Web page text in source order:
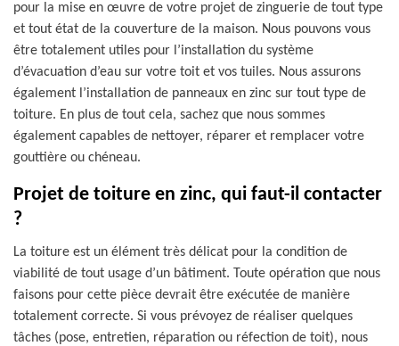
pour la mise en œuvre de votre projet de zinguerie de tout type
et tout état de la couverture de la maison. Nous pouvons vous
être totalement utiles pour l’installation du système
d’évacuation d’eau sur votre toit et vos tuiles. Nous assurons
également l’installation de panneaux en zinc sur tout type de
toiture. En plus de tout cela, sachez que nous sommes
également capables de nettoyer, réparer et remplacer votre
gouttière ou chéneau.
Projet de toiture en zinc, qui faut-il contacter
?
La toiture est un élément très délicat pour la condition de
viabilité de tout usage d’un bâtiment. Toute opération que nous
faisons pour cette pièce devrait être exécutée de manière
totalement correcte. Si vous prévoyez de réaliser quelques
tâches (pose, entretien, réparation ou réfection de toit), nous